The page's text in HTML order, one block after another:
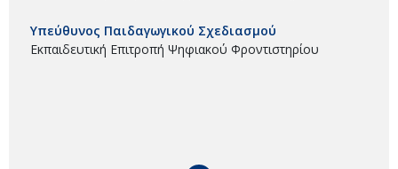
Υπεύθυνος Παιδαγωγικού Σχεδιασμού
Εκπαιδευτική Επιτροπή Ψηφιακού Φροντιστηρίου